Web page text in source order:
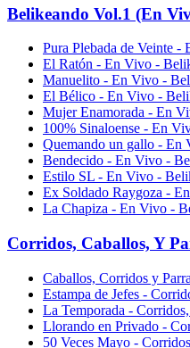
Belikeando Vol.1 (En
Pura Plebada de Veinte
El Ratón - En Vivo -
Manuelito - En Vivo -
El Bélico - En Vivo -
Mujer Enamorada - En
100% Sinaloense - En
Quemando un gallo -
Bendecido - En Vivo -
Estilo SL - En Vivo -
Ex Soldado Raygoza -
La Chapiza - En Vivo -
Corridos, Caballos, Y
Caballos, Corridos y
Estampa de Jefes -
La Temporada -
Llorando en Privado -
50 Veces Mayo -